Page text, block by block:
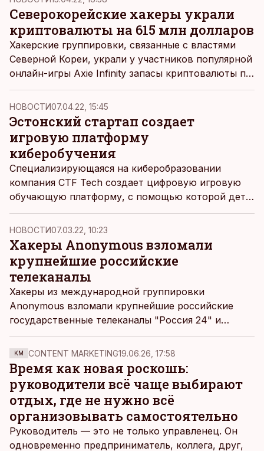
Северокорейские хакеры украли
криптовалюты на 615 млн долларов
Хакерские группировки, связанные с властями
Северной Кореи, украли у участников популярной
онлайн-игры Axie Infinity запасы криптовалюты по
меньшей мере на 615 млн долларов, сообщает
BBC News.
НОВОСТИ07.04.22, 15:45
Эстонский стартап создает
игровую платформу
киберобучения
Специализирующаяся на киберобразовании
компания CTF Tech создает цифровую игровую
обучающую платформу, с помощью которой дети
и молодые люди смогут делиться знаниями о том,
как защитить себя и свой дом от возрастающих
киберугроз, сообщается в пресс-релизе.
НОВОСТИ07.03.22, 10:23
Хакеры Anonymous взломали
крупнейшие российские
телеканалы
Хакеры из международной группировки
Anonymous взломали крупнейшие российские
государственные телеканалы "Россия 24" и
Первый, сообщает "Настоящее время".
KM CONTENT MARKETING19.06.26, 17:58
Время как новая роскошь:
руководители всё чаще выбирают
отдых, где не нужно всё
организовывать самостоятельно
Руководитель — это не только управленец. Он
одновременно предприниматель, коллега, друг,